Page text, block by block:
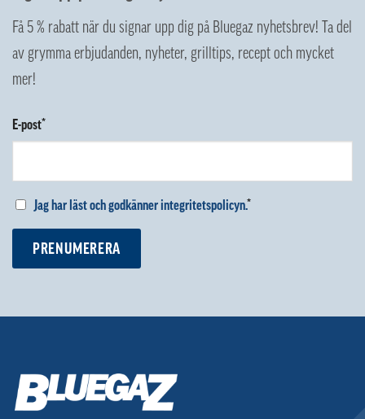
Få 5 % rabatt när du signar upp dig på Bluegaz nyhetsbrev! Ta del
av grymma erbjudanden, nyheter, grilltips, recept och mycket
mer!
E-post*
Jag har läst och godkänner integritetspolicyn.*
PRENUMERERA